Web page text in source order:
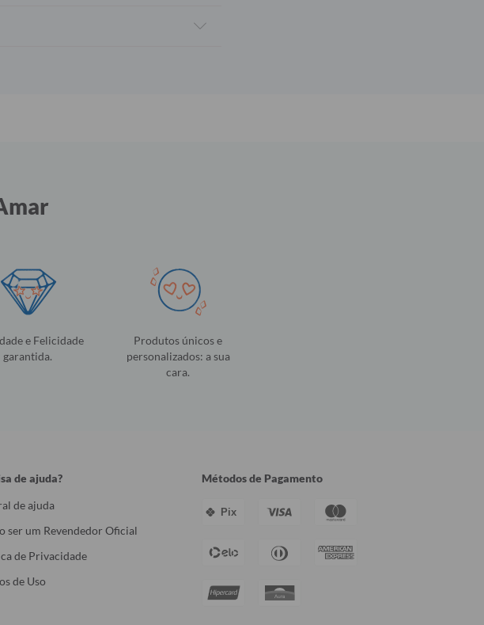
e Felicidade
garantida.
Produtos únicos e
personalizados: a sua
cara.
de ajuda?
de ajuda
ser um Revendedor Oficial
de Privacidade
de Uso
Métodos de Pagamento
Pix